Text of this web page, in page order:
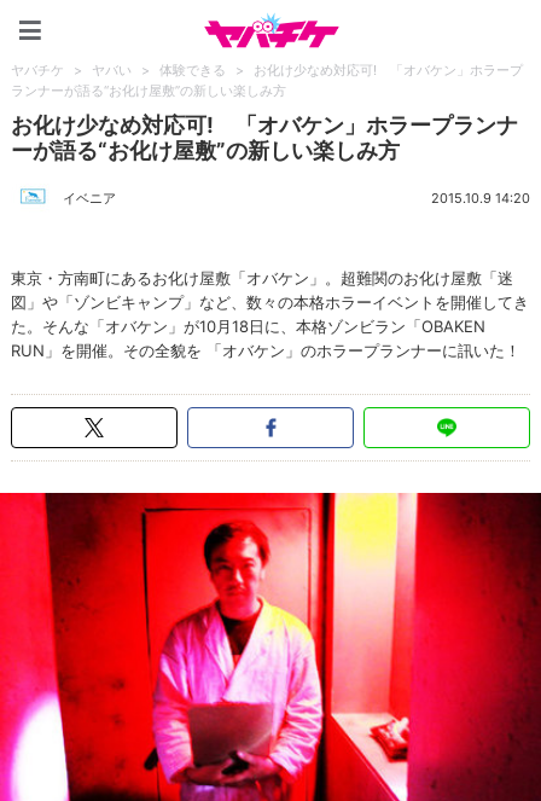
ヤバチケ > ヤバい > 体験できる >
お化け少なめ対応可! 「オバケン」ホラープ
ランナーが語る“お化け屋敷”の新しい楽しみ方
お化け少なめ対応可! 「オバケン」ホラープランナ
ーが語る“お化け屋敷”の新しい楽しみ方
イベニア 2015.10.9 14:20
東京・方南町にあるお化け屋敷「オバケン」。超難関のお化け屋敷「迷
図」や「ゾンビキャンプ」など、数々の本格ホラーイベントを開催してき
た。そんな「オバケン」が10月18日に、本格ゾンビラン「OBAKEN
RUN」を開催。その全貌を 「オバケン」のホラープランナーに訊いた！